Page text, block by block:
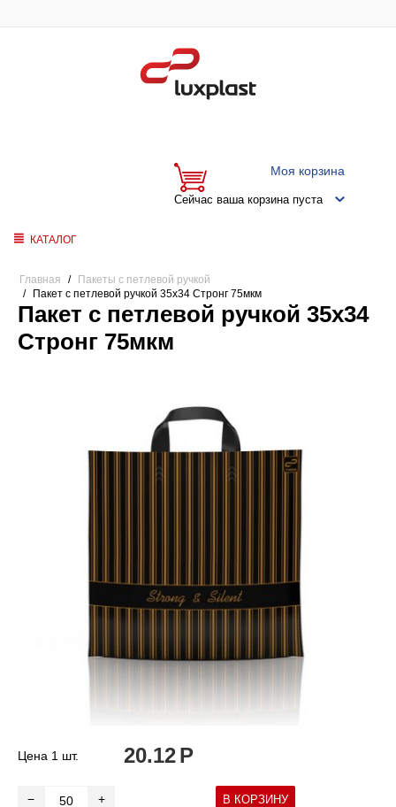
Моя корзина
Сейчас ваша корзина пуста
КАТАЛОГ
Главная /
Пакеты с петлевой ручкой
/
Пакет с петлевой ручкой 35x34 Стронг 75мкм
Пакет с петлевой ручкой 35x34
Стронг 75мкм
Цена 1 шт. 20.12Р
+
− В КОРЗИНУ